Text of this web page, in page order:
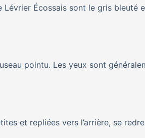
Écossais sont le gris bleuté
pointu. Les yeux sont
et repliées vers l’arrière, se